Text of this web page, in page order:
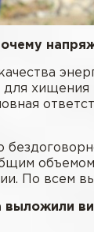
хищения
По всем